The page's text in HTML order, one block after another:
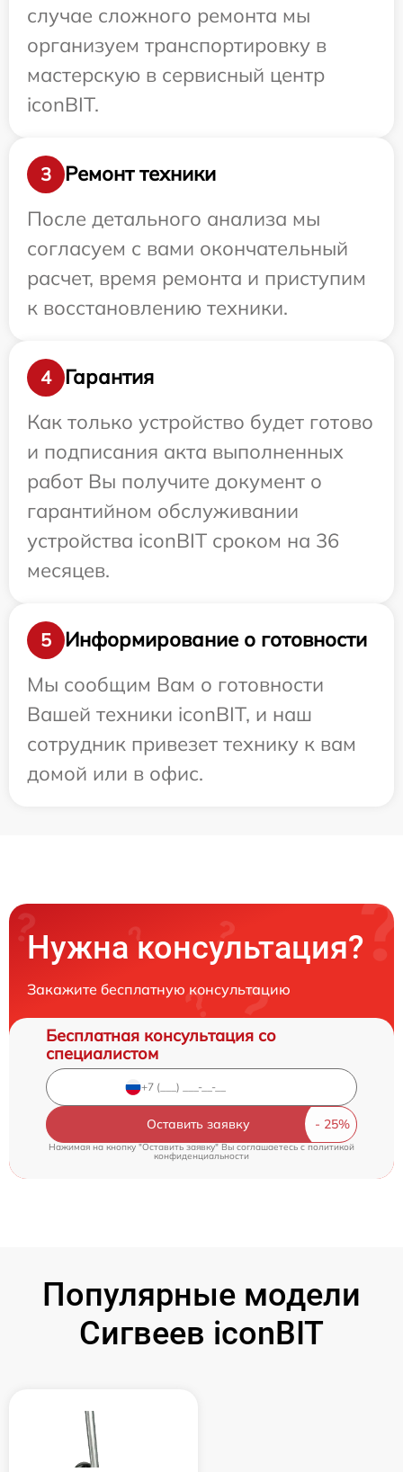
случае сложного ремонта мы
организуем транспортировку в
мастерскую в сервисный центр
iconBIT.
3
Ремонт техники
После детального анализа мы
согласуем с вами окончательный
расчет, время ремонта и приступим
к восстановлению техники.
4
Гарантия
Как только устройство будет готово
и подписания акта выполненных
работ Вы получите документ о
гарантийном обслуживании
устройства iconBIT сроком на 36
месяцев.
5
Информирование о готовности
Мы сообщим Вам о готовности
Вашей техники iconBIT, и наш
сотрудник привезет технику к вам
домой или в офис.
Нужна консультация?
Закажите бесплатную консультацию
Бесплатная консультация со
специалистом
Оставить заявку
Нажимая на кнопку "Оставить заявку" Вы соглашаетесь cполитикой
конфиденциальности
Популярные модели
Сигвеев iconBIT